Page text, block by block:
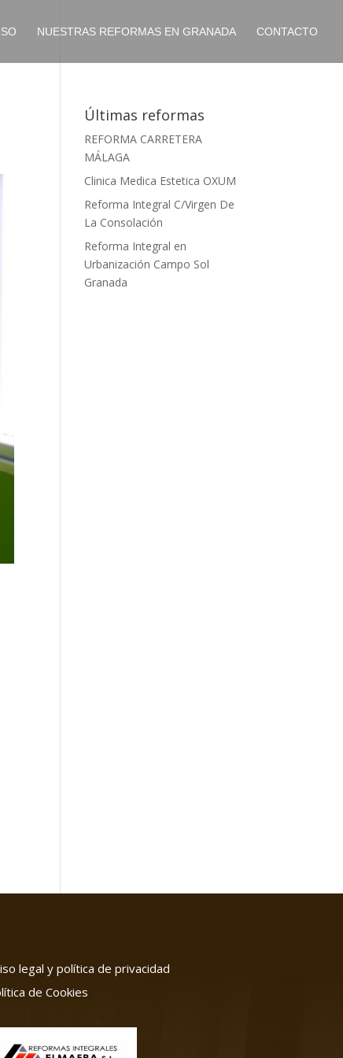
NUESTRAS REFORMAS EN GRANADA CONTACTO
Últimas reformas
REFORMA CARRETERA
MÁLAGA
Clinica Medica Estetica OXUM
Reforma Integral C/Virgen De
La Consolación
Reforma Integral en
Urbanización Campo Sol
Granada
legal y política de privacidad
de Cookies